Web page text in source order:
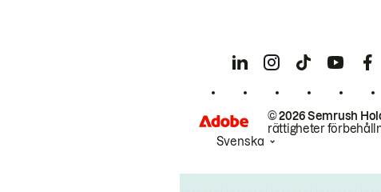
© 2026 Semrush
rättigheter
Svenska